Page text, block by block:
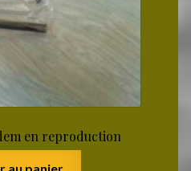
en reproduction